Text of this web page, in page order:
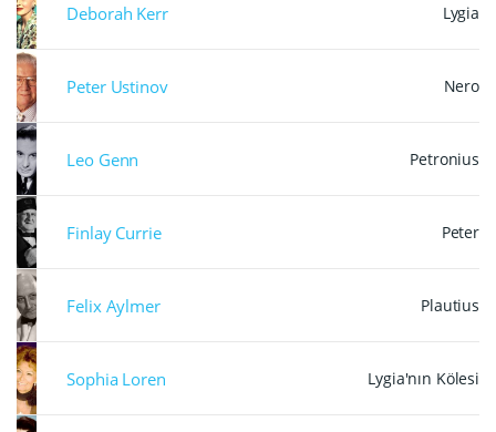
Deborah Kerr Lygia
Peter Ustinov Nero
Leo Genn Petronius
Finlay Currie Peter
Felix Aylmer Plautius
Sophia Loren Lygia'nın Kölesi